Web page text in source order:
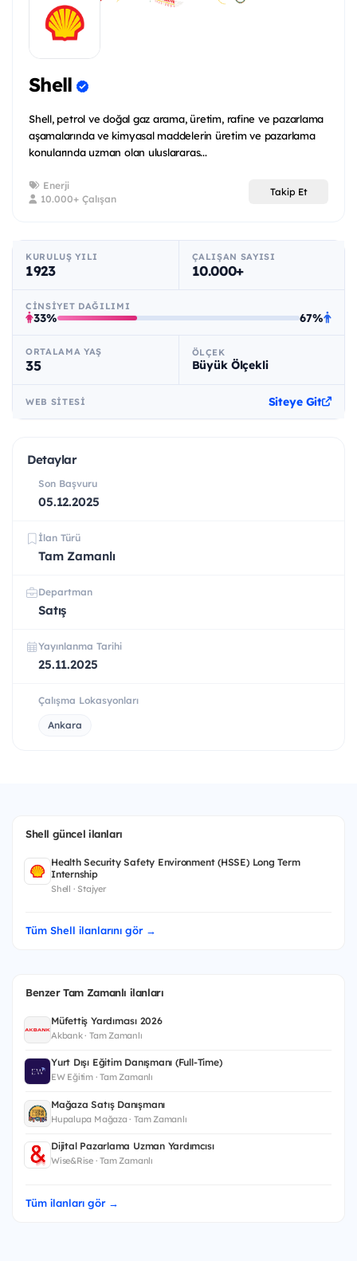
Shell
Shell, petrol ve doğal gaz arama, üretim, rafine ve pazarlama
aşamalarında ve kimyasal maddelerin üretim ve pazarlama
konularında uzman olan uluslararas...
Enerji
10.000+ Çalışan
Takip Et
KURULUŞ YILI
1923
ÇALIŞAN SAYISI
10.000+
CINSIYET DAĞILIMI
33% 67%
ORTALAMA YAŞ
35
ÖLÇEK
Büyük Ölçekli
WEB SITESI Siteye Git
Detaylar
Son Başvuru
05.12.2025
İlan Türü
Tam Zamanlı
Departman
Satış
Yayınlanma Tarihi
25.11.2025
Çalışma Lokasyonları
Ankara
Shell güncel ilanları
Health Security Safety Environment (HSSE) Long Term
Internship
Shell · Stajyer
Tüm Shell ilanlarını gör →
Benzer Tam Zamanlı ilanları
Müfettiş Yardımcısı 2026
Akbank · Tam Zamanlı
Yurt Dışı Eğitim Danışmanı (Full-Time)
EW Eğitim · Tam Zamanlı
Mağaza Satış Danışmanı
Hupalupa Mağaza · Tam Zamanlı
Dijital Pazarlama Uzman Yardımcısı
Wise&Rise · Tam Zamanlı
Tüm ilanları gör →